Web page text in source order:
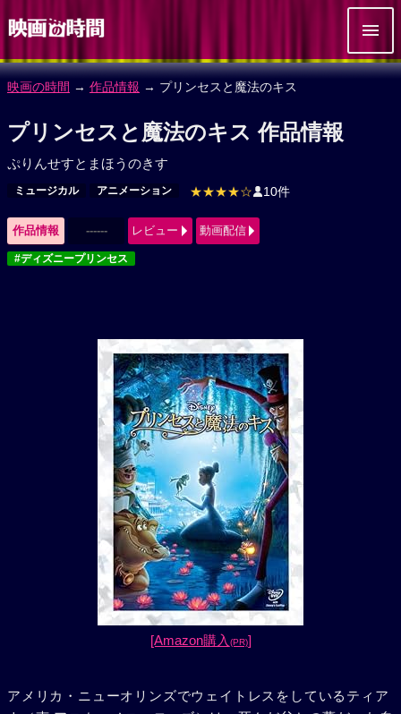
映画の時間 → 作品情報 → プリンセスと魔法のキス
プリンセスと魔法のキス 作品情報
ぷりんせすとまほうのきす
ミュージカル アニメーション ★★★★☆ 10件
作品情報 ------ レビュー 動画配信
#ディズニープリンセス
[Amazon購入 (PR)]
アメリカ・ニューオリンズでウェイトレスをしているティア